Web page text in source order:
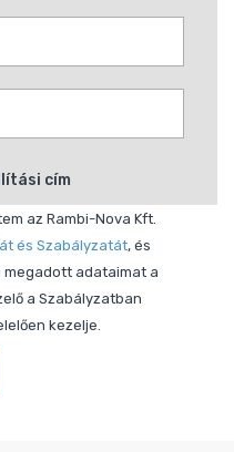
cím
az Rambi-Nova Kft.
és Szabályzatát, és
megadott adataimat a
a Szabályzatban
kezelje.